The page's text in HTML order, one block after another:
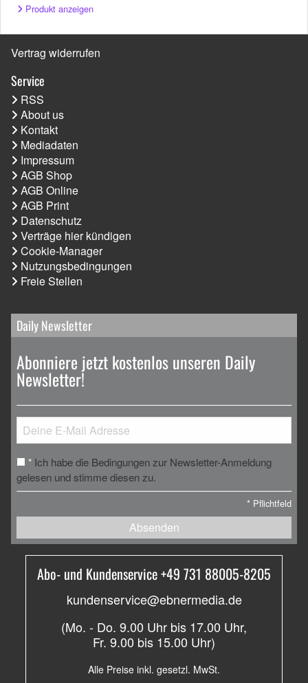
Produkt anzeigen
Vertrag widerrufen
Service
RSS
About us
Kontakt
Mediadaten
Impressum
AGB Shop
AGB Online
AGB Print
Datenschutz
Verträge hier kündigen
Cookie-Manager
Nutzungsbedingungen
Freie Stellen
Daily Newsletter
Abonniere jetzt kostenlos unseren Daily
Newsletter!
* Ich habe die Bedingungen zur Newsletter-Anmeldung
gelesen und stimme diesen zu.
* Pflichtfeld
Absenden
Abo- und Kundenservice +49 731 88005-8205
kundenservice@ebnermedia.de
(Mo. - Do. 9.00 Uhr bis 17.00 Uhr,
Fr. 9.00 bis 15.00 Uhr)
Alle Preise inkl. gesetzl. MwSt.